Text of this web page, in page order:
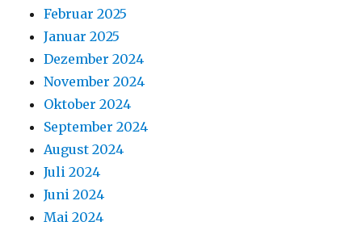
Februar 2025
Januar 2025
Dezember 2024
November 2024
Oktober 2024
September 2024
August 2024
Juli 2024
Juni 2024
Mai 2024